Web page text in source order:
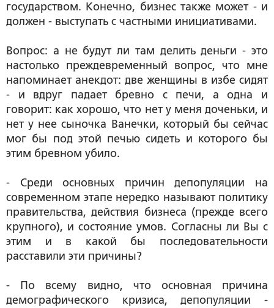
государством. Конечно, бизнес также может - и
должен - выступать с частными инициативами.
Вопрос: а не будут ли там делить деньги - это
настолько преждевременный вопрос, что мне
напоминает анекдот: две женщины в избе сидят
- и вдруг падает бревно с печи, а одна и
говорит: как хорошо, что нет у меня доченьки, и
нет у нее сыночка Ванечки, который бы сейчас
мог бы под этой печью сидеть и которого бы
этим бревном убило.
- Среди основных причин депопуляции на
современном этапе нередко называют политику
правительства, действия бизнеса (прежде всего
крупного), и состояние умов. Согласны ли Вы с
этим и в какой бы последовательности
расставили эти причины?
- По всему видно, что основная причина
демографического кризиса, депопуляции -